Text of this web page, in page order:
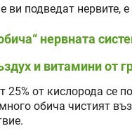
ви подведат нервите,
нервната
и витамини от
25% от кислорода се
обича чистият